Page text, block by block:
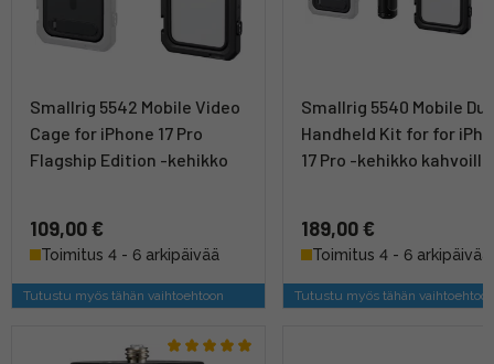
Smallrig 5542 Mobile Video
Cage for iPhone 17 Pro
Flagship Edition -kehikko
109,00 €
Toimitus 4 - 6 arkipäivää
Tutustu myös tähän vaihtoehtoon
Smallrig 5540 Mobile
Handheld Kit for for
17 Pro -kehikko kahvoilla
189,00 €
Toimitus 4 - 6 arkipäivää
Tutustu myös tähän